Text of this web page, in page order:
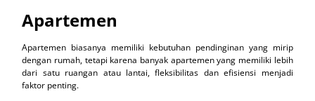
Apartemen
Apartemen biasanya memiliki kebutuhan pendinginan yang mirip
dengan rumah, tetapi karena banyak apartemen yang memiliki lebih
dari satu ruangan atau lantai, fleksibilitas dan efisiensi menjadi
faktor penting.